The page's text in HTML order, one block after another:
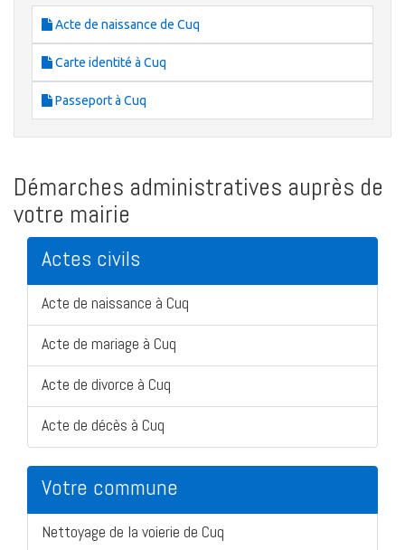
Acte de naissance de Cuq
Carte identité à Cuq
Passeport à Cuq
Démarches administratives auprès de
votre mairie
Actes civils
Acte de naissance à Cuq
Acte de mariage à Cuq
Acte de divorce à Cuq
Acte de décès à Cuq
Votre commune
Nettoyage de la voierie de Cuq